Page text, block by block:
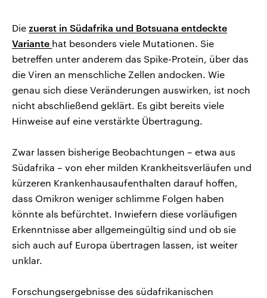
Die zuerst in Südafrika und Botsuana entdeckte
Variante hat besonders viele Mutationen. Sie
betreffen unter anderem das Spike-Protein, über das
die Viren an menschliche Zellen andocken. Wie
genau sich diese Veränderungen auswirken, ist noch
nicht abschließend geklärt. Es gibt bereits viele
Hinweise auf eine verstärkte Übertragung.
Zwar lassen bisherige Beobachtungen – etwa aus
Südafrika – von eher milden Krankheitsverläufen und
kürzeren Krankenhausaufenthalten darauf hoffen,
dass Omikron weniger schlimme Folgen haben
könnte als befürchtet. Inwiefern diese vorläufigen
Erkenntnisse aber allgemeingültig sind und ob sie
sich auch auf Europa übertragen lassen, ist weiter
unklar.
Forschungsergebnisse des südafrikanischen